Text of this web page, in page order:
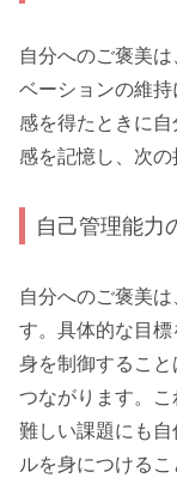
自分へのご褒美
ベーションの維
感を得たときに
感を記憶し、次の
自己管理能力
自分へのご褒美
す。具体的な目
身を制御するこ
つながります。
難しい課題にも
ルを身につけるこ